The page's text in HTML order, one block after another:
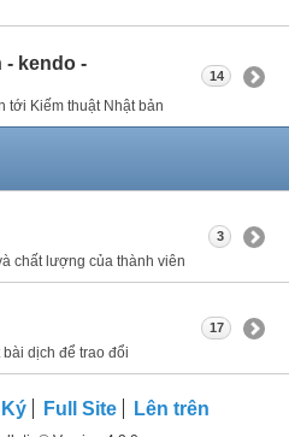
- kendo -
tới Kiếm thuật Nhật bản
14
chất lượng của thành viên
3
dịch để trao đổi
17
Full Site Lên trên